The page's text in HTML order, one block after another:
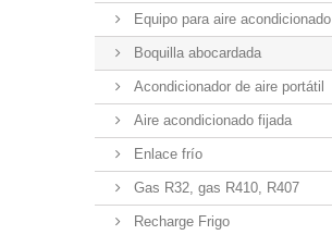
Equipo para aire acondicionado
Boquilla abocardada
Acondicionador de aire portátil
Aire acondicionado fijada
Enlace frío
Gas R32, gas R410, R407
Recharge Frigo